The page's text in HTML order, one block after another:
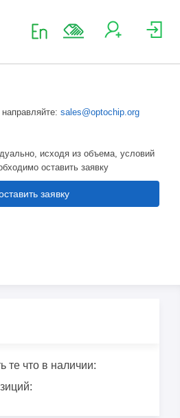
направляйте:sales@optochip.org
исходя из объема, условий
оставить заявку
заявку
те что в наличии: